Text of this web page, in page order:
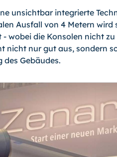
unsichtbar integrierte
Ausfall von 4 Metern
wobei die Konsolen nicht zu
nicht nur gut aus, sondern
Gebäudes.